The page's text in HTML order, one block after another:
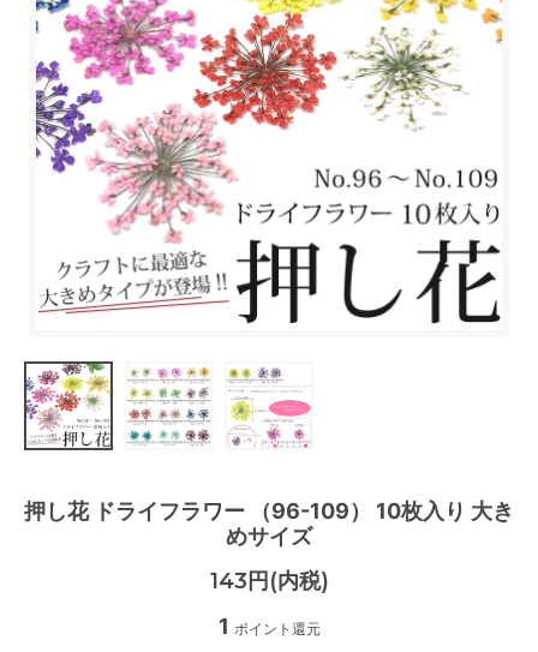
押し花 ドライフラワー （96-109） 10枚入り 大き
めサイズ
143円(内税)
1 ポイント還元